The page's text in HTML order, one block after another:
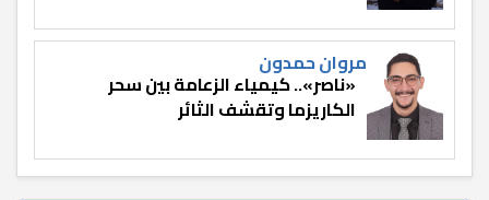
مروان حمدون
«ناصر».. كيمياء الزعامة بين سحر
الكاريزما وتقشف الثائر